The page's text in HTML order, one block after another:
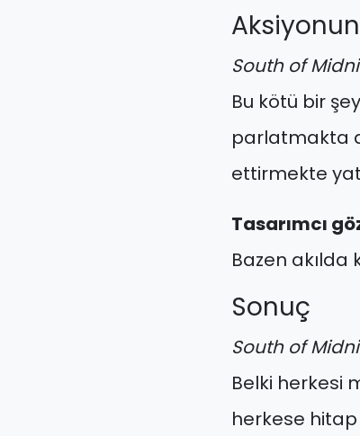
South of
Bu kötü bir
parlatmakta
ettirmekte
Tasarımcı
Bazen akılda
Sonuç
South of
Belki herkesi
herkese